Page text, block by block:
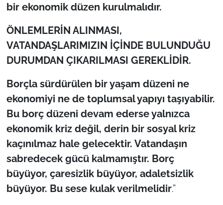
bir ekonomik düzen kurulmalıdır.
ÖNLEMLERİN ALINMASI,
VATANDAŞLARIMIZIN İÇİNDE BULUNDUĞU
DURUMDAN ÇIKARILMASI GEREKLİDİR.
Borçla sürdürülen bir yaşam düzeni ne
ekonomiyi ne de toplumsal yapıyı taşıyabilir.
Bu borç düzeni devam ederse yalnızca
ekonomik kriz değil, derin bir sosyal kriz
kaçınılmaz hale gelecektir. Vatandaşın
sabredecek gücü kalmamıştır. Borç
büyüyor, çaresizlik büyüyor, adaletsizlik
büyüyor. Bu sese kulak verilmelidir.”